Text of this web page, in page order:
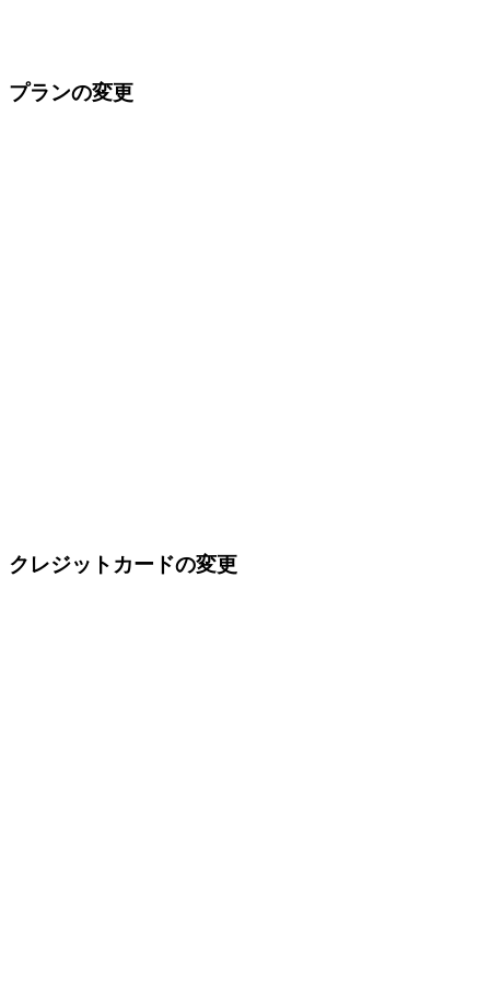
プランの変更
クレジットカードの変更